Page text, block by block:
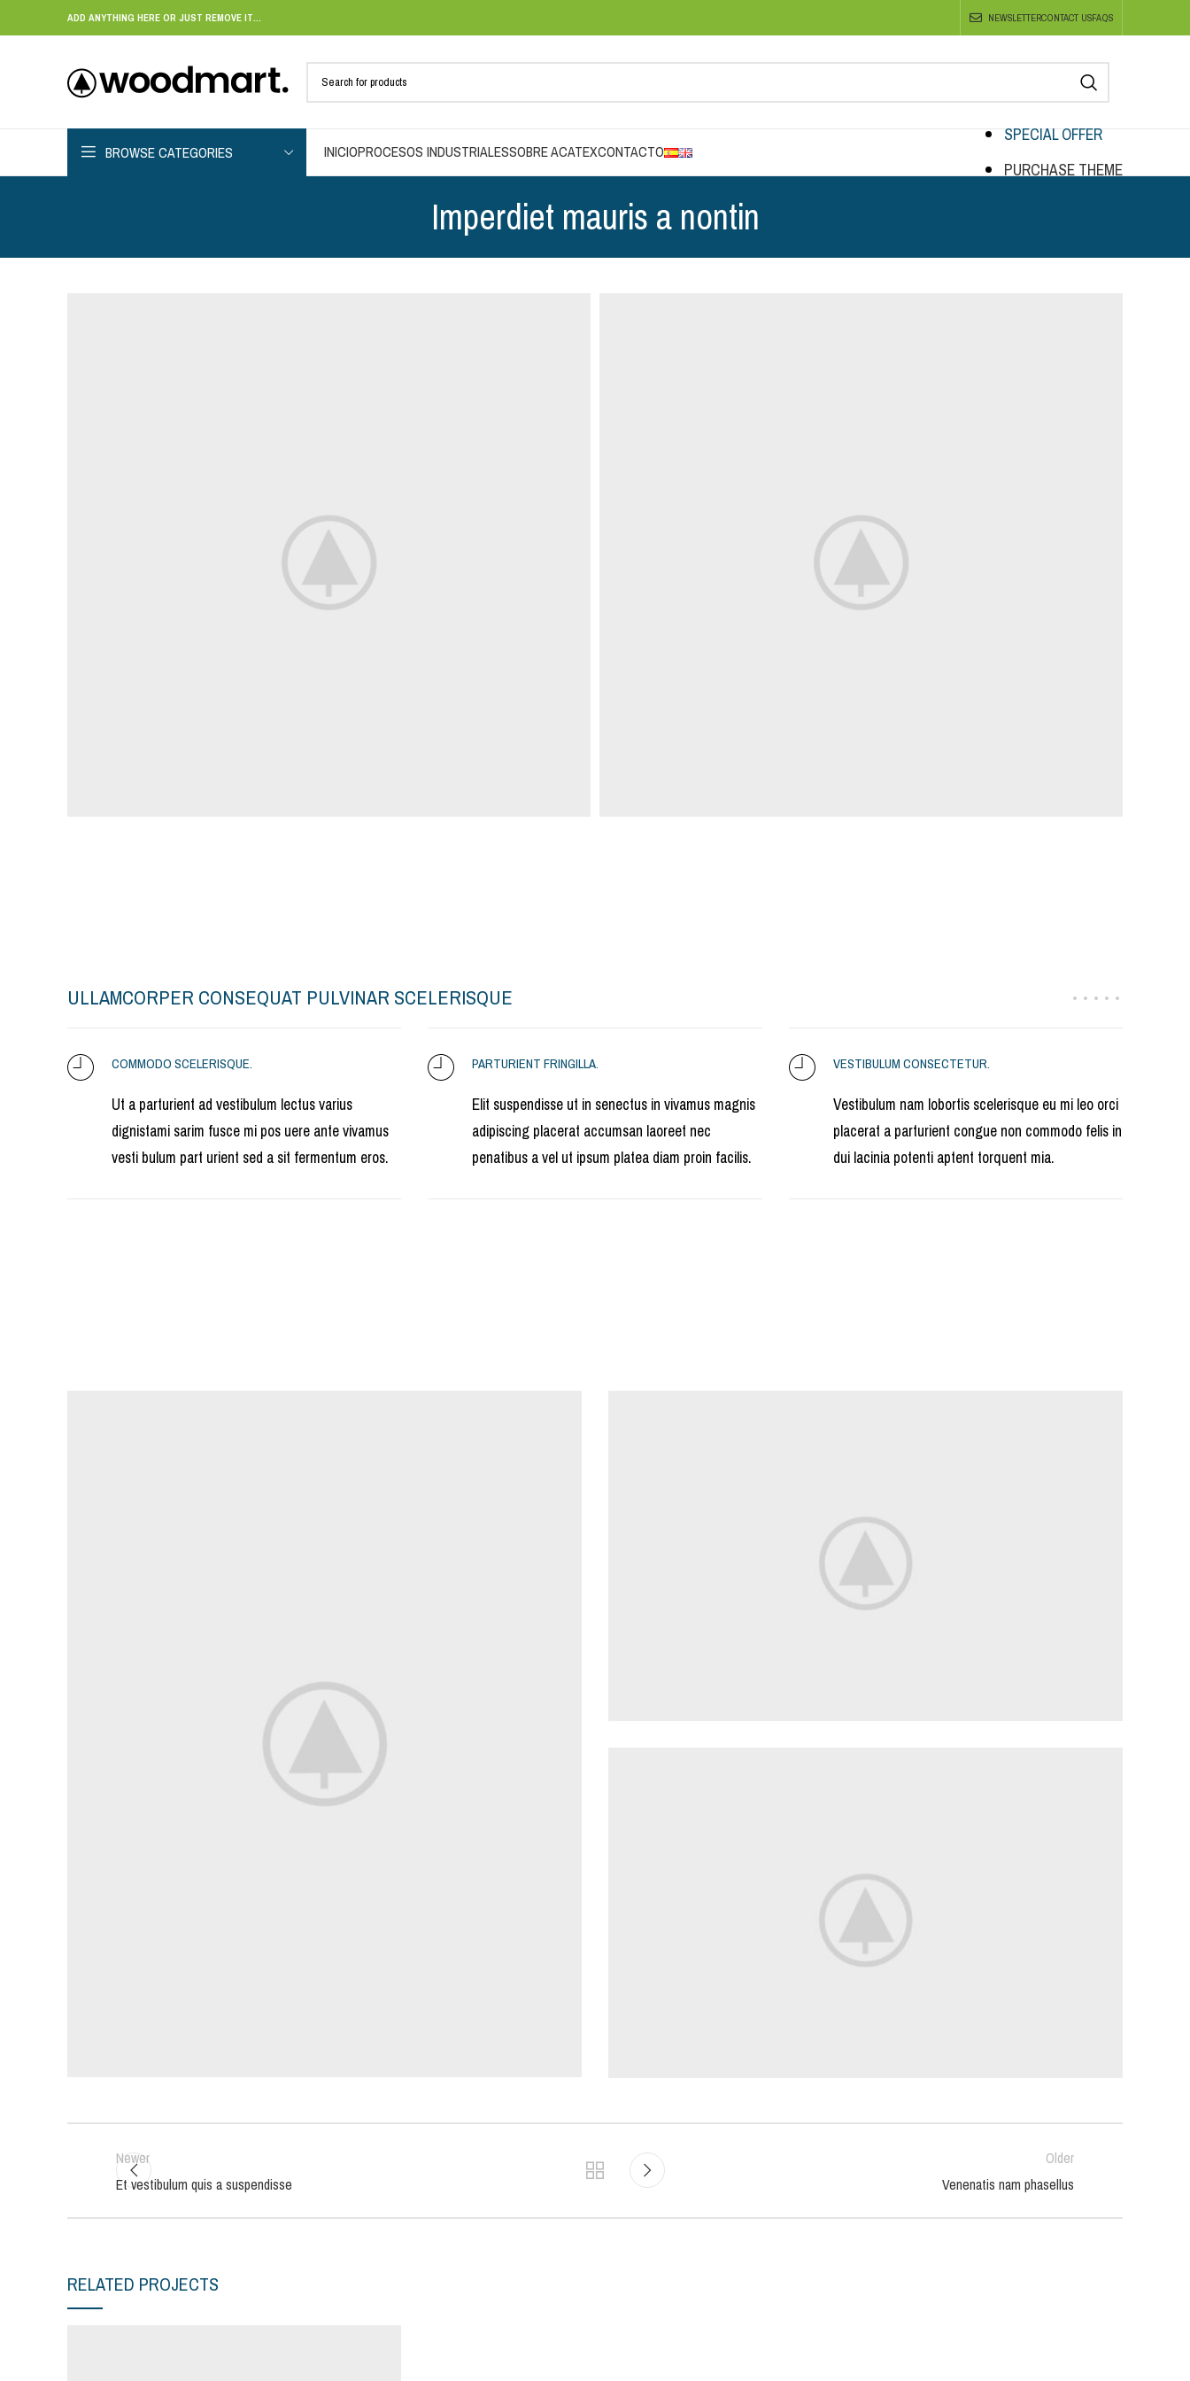
ADD ANYTHING HERE OR JUST REMOVE IT… NEWSLETTERCONTACT USFAQS
BROWSE CATEGORIES INICIOPROCESOS INDUSTRIALESSOBRE ACATEXCONTACTO
SPECIAL OFFER
PURCHASE THEME
Imperdiet mauris a nontin
ULLAMCORPER CONSEQUAT PULVINAR SCELERISQUE
COMMODO SCELERISQUE.
Ut a parturient ad vestibulum lectus varius
dignistami sarim fusce mi pos uere ante vivamus
vesti bulum part urient sed a sit fermentum eros.
PARTURIENT FRINGILLA.
Elit suspendisse ut in senectus in vivamus magnis
adipiscing placerat accumsan laoreet nec
penatibus a vel ut ipsum platea diam proin facilis.
VESTIBULUM CONSECTETUR.
Vestibulum nam lobortis scelerisque eu mi leo orci
placerat a parturient congue non commodo felis in
dui lacinia potenti aptent torquent mia.
Newer
Et vestibulum quis a suspendisse
Older
Venenatis nam phasellus
RELATED PROJECTS